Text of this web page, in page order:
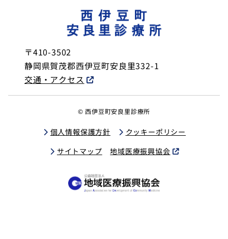
〒410-3502
静岡県賀茂郡西伊豆町安良里332-1
交通・アクセス
© 西伊豆町安良里診療所
個人情報保護方針
クッキーポリシー
サイトマップ
地域医療振興協会